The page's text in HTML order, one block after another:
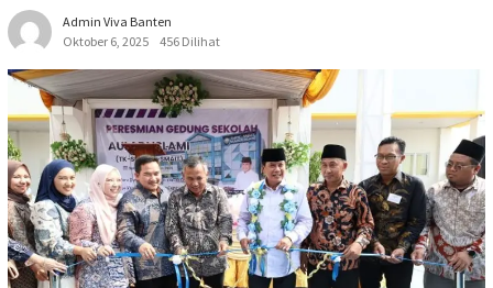
Admin Viva Banten
Oktober 6, 2025
456 Dilihat